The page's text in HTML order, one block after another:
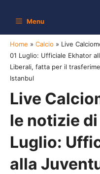
Menu
Home » Calcio » Live
01 Luglio: Ufficiale Ekhator
Liberali, fatta per il
Istanbul
Live
le notizie
Luglio:
alla